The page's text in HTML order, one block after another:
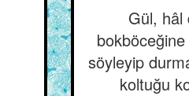
Gül, hâl
söyleyip
koltuğu